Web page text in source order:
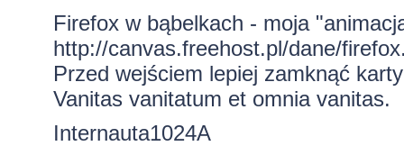
Firefox w bąbelkach - moja
http://canvas.freehost.pl/dane/
Przed wejściem lepiej zamknąć
Vanitas vanitatum et omnia vanitas.
Internauta1024A